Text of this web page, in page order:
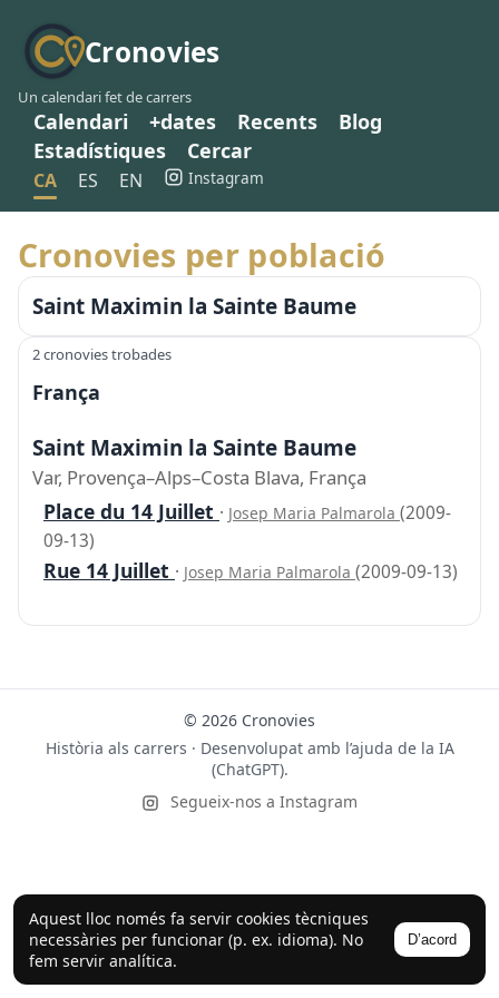
Cronovies
Un calendari fet de carrers
Calendari +dates Recents
Blog
Estadístiques
Cercar
CA ES EN Instagram
Aquest lloc només fa servir cookies tècniques
necessàries per funcionar (p. ex. idioma). No
fem servir analítica.
D’acord
Cronovies per població
Saint Maximin la Sainte Baume
2 cronovies trobades
França
Saint Maximin la Sainte Baume
Var, Provença–Alps–Costa Blava, França
Place du 14 Juillet · Josep Maria Palmarola (2009-
09-13)
Rue 14 Juillet · Josep Maria Palmarola (2009-09-13)
© 2026 Cronovies
Història als carrers · Desenvolupat amb l’ajuda de la IA
(ChatGPT).
Segueix-nos a Instagram